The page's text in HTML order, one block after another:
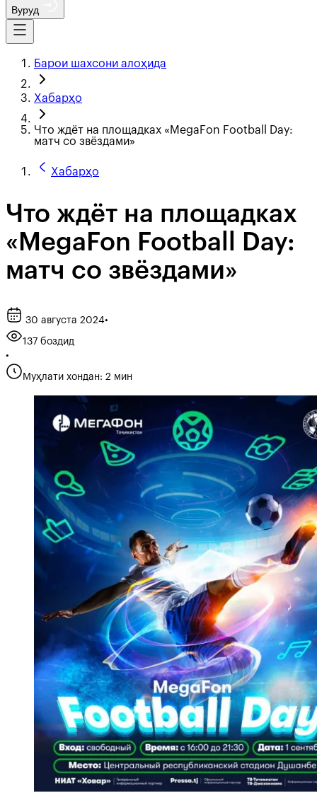
Вуруд
Барои шахсони алоҳида
Хабарҳо
Что ждёт на площадках «MegaFon Football Day:
матч со звёздами»
Хабарҳо
Что ждёт на площадках
«MegaFon Football Day:
матч со звёздами»
30 августа 2024•
137 боздид
•
Муҳлати хондан: 2 мин